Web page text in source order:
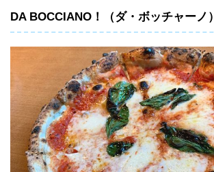
DA BOCCIANO！（ダ・ボッチャーノ）